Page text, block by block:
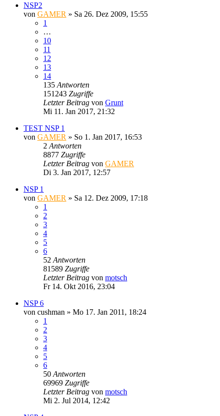
NSP2
von GAMER » Sa 26. Dez 2009, 15:55
1
…
10
11
12
13
14
135 Antworten
151243 Zugriffe
Letzter Beitrag von Grunt
Mi 11. Jan 2017, 21:32
TEST NSP 1
von GAMER » So 1. Jan 2017, 16:53
2 Antworten
8877 Zugriffe
Letzter Beitrag von GAMER
Di 3. Jan 2017, 12:57
NSP 1
von GAMER » Sa 12. Dez 2009, 17:18
1
2
3
4
5
6
52 Antworten
81589 Zugriffe
Letzter Beitrag von motsch
Fr 14. Okt 2016, 23:04
NSP 6
von cushman » Mo 17. Jan 2011, 18:24
1
2
3
4
5
6
50 Antworten
69969 Zugriffe
Letzter Beitrag von motsch
Mi 2. Jul 2014, 12:42